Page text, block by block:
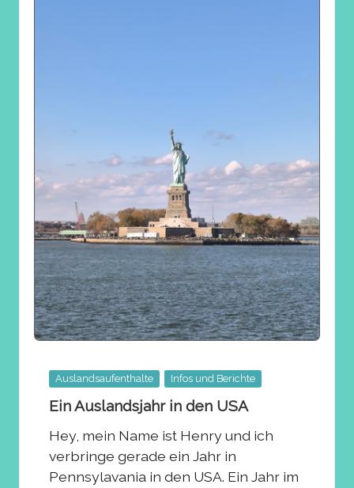
Posted
Auslandsaufenthalte Infos und Berichte
Ein Auslandsjahr in den USA
Hey, mein Name ist Henry und ich
verbringe gerade ein Jahr in
Pennsylavania in den USA. Ein Jahr im